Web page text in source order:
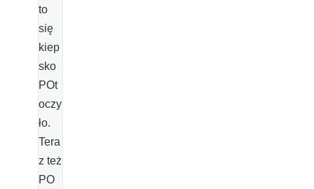
to
się
kiep
sko
POt
oczy
ło.
Tera
z też
PO